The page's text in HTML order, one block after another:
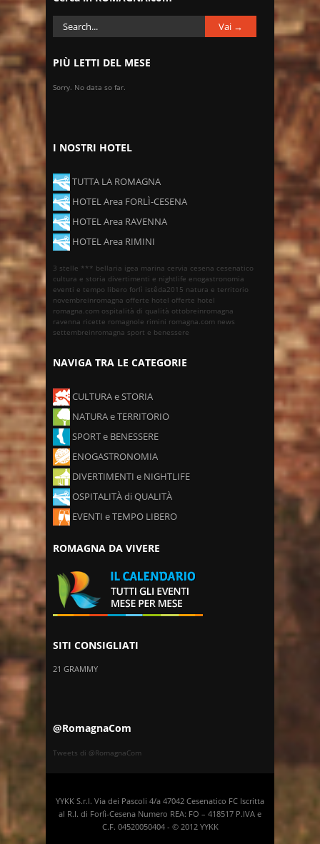
PIÙ LETTI DEL MESE
Sorry. No data so far.
I NOSTRI HOTEL
TUTTA LA ROMAGNA
HOTEL Area FORLÌ-CESENA
HOTEL Area RAVENNA
HOTEL Area RIMINI
3 stelle *** bellaria igea marina cervia cesena cesenatico
cultura e storia divertimenti e nightlife enogastronomia
eventi e tempo libero forlì istêda2015 natura e territorio
novembreinromagna offerte hotel offerte hotel
romagna.com ospitalità di qualità ottobreinromagna
ravenna ricette romagnole rimini romagna.com news
settembreinromagna sport e benessere
NAVIGA TRA LE CATEGORIE
CULTURA e STORIA
NATURA e TERRITORIO
SPORT e BENESSERE
ENOGASTRONOMIA
DIVERTIMENTI e NIGHTLIFE
OSPITALITÀ di QUALITÀ
EVENTI e TEMPO LIBERO
ROMAGNA DA VIVERE
SITI CONSIGLIATI
21 GRAMMY
@RomagnaCom
Tweets di @RomagnaCom
YYKK S.r.l. Via dei Pascoli 4/a 47042 Cesenatico FC Iscritta
al R.I. di Forlì-Cesena Numero REA: FO – 418517 P.IVA e
C.F. 04520050404 - © 2012 YYKK